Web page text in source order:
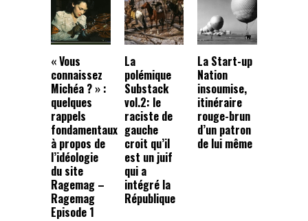
« Vous
connaissez
Michéa ? » :
quelques
rappels
fondamentaux
à propos de
l’idéologie
du site
Ragemag –
Ragemag
Episode 1
La
polémique
Substack
vol.2: le
raciste de
gauche
croit qu’il
est un juif
qui a
intégré la
République
La Start-up
Nation
insoumise,
itinéraire
rouge-brun
d’un patron
de lui même